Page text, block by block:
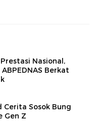
Nasional,
Berkat
Cerita Sosok Bung
Gen Z